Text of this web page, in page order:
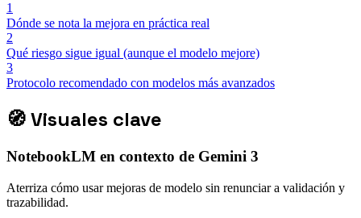
1
Dónde se nota la mejora en práctica real
2
Qué riesgo sigue igual (aunque el modelo mejore)
3
Protocolo recomendado con modelos más avanzados
🧭Visuales clave
NotebookLM en contexto de Gemini 3
Aterriza cómo usar mejoras de modelo sin renunciar a validación y
trazabilidad.